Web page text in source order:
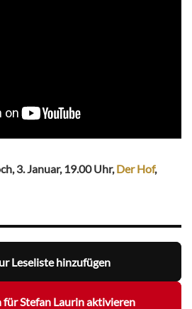
3. Januar, 19.00 Uhr,Der Hof,
Leseliste hinzufügen
für Stefan Laurin aktivieren